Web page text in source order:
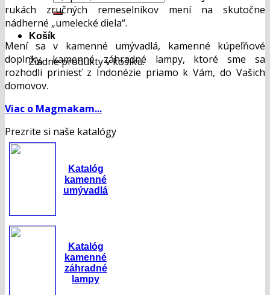
Košík
Žiadne produkty v košíku.
rukách zručných remeselníkov mení na skutočne
nádherné „umelecké diela“.
Mení sa v kamenné umývadlá, kamenné kúpeľňové
doplnky, kamenné záhradné lampy, ktoré sme sa
rozhodli priniesť z Indonézie priamo k Vám, do Vašich
domovov.
Viac o Magmakam...
Prezrite si naše katalógy
Katalóg
kamenné
umývadlá
Katalóg
kamenné
záhradné
lampy